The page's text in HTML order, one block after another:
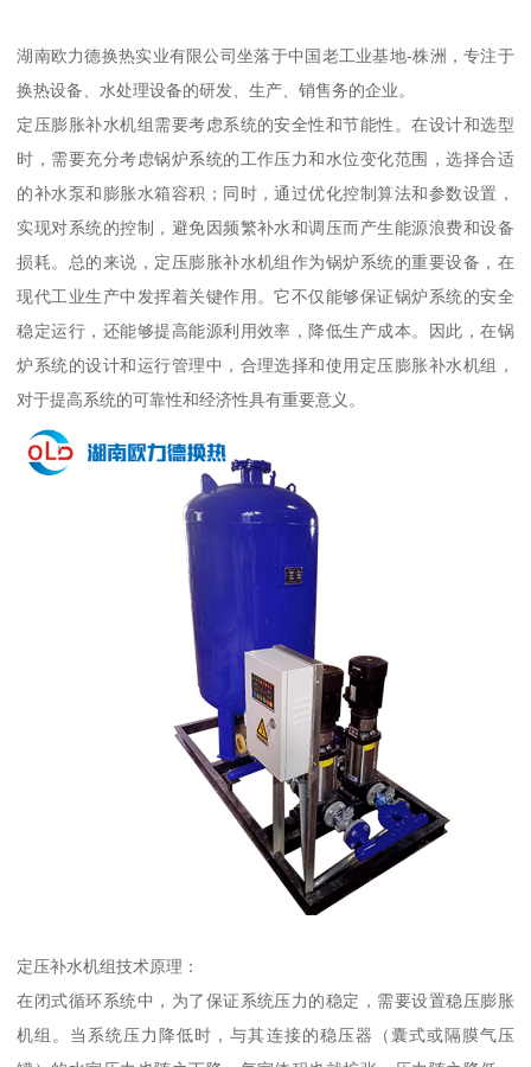
湖南欧力德换热实业有限公司坐落于中国老工业基地-株洲，专注于
换热设备、水处理设备的研发、生产、销售务的企业。
定压膨胀补水机组需要考虑系统的安全性和节能性。在设计和选型
时，需要充分考虑锅炉系统的工作压力和水位变化范围，选择合适
的补水泵和膨胀水箱容积；同时，通过优化控制算法和参数设置，
实现对系统的控制，避免因频繁补水和调压而产生能源浪费和设备
损耗。总的来说，定压膨胀补水机组作为锅炉系统的重要设备，在
现代工业生产中发挥着关键作用。它不仅能够保证锅炉系统的安全
稳定运行，还能够提高能源利用效率，降低生产成本。因此，在锅
炉系统的设计和运行管理中，合理选择和使用定压膨胀补水机组，
对于提高系统的可靠性和经济性具有重要意义。
定压补水机组技术原理：
在闭式循环系统中，为了保证系统压力的稳定，需要设置稳压膨胀
机组。当系统压力降低时，与其连接的稳压器（囊式或隔膜气压